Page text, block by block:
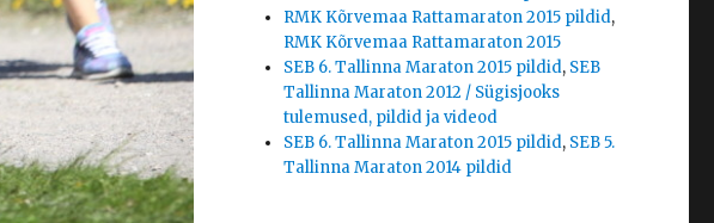
RMK Kõrvemaa Rattamaraton 2015 pildid,
RMK Kõrvemaa Rattamaraton 2015
SEB 6. Tallinna Maraton 2015 pildid, SEB
Tallinna Maraton 2012 / Sügisjooks
tulemused, pildid ja videod
SEB 6. Tallinna Maraton 2015 pildid, SEB 5.
Tallinna Maraton 2014 pildid